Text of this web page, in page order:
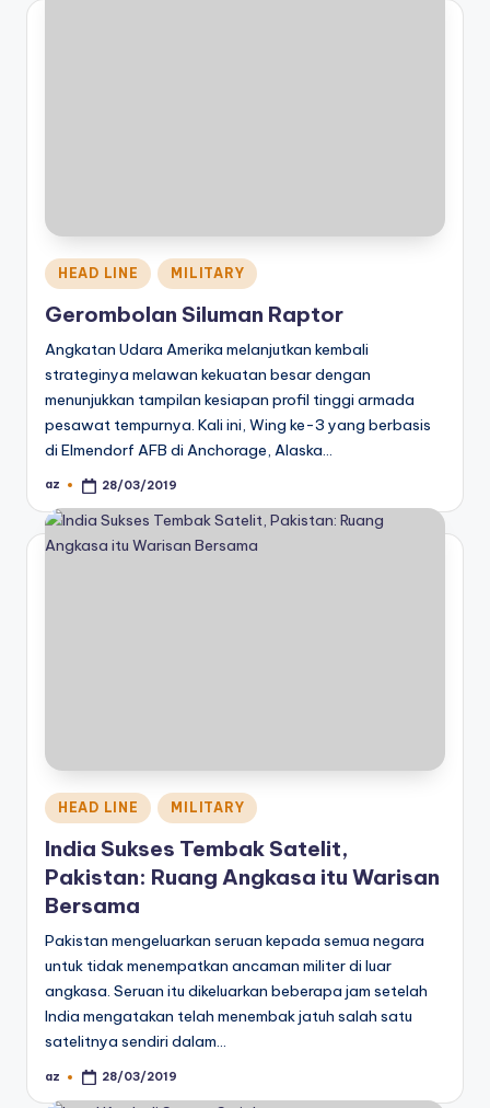
Posted
in
HEAD LINE MILITARY
Gerombolan Siluman Raptor
Angkatan Udara Amerika melanjutkan kembali
strateginya melawan kekuatan besar dengan
menunjukkan tampilan kesiapan profil tinggi armada
pesawat tempurnya. Kali ini, Wing ke-3 yang berbasis
di Elmendorf AFB di Anchorage, Alaska…
Posted
az 28/03/2019
Posted
in
HEAD LINE MILITARY
India Sukses Tembak Satelit,
Pakistan: Ruang Angkasa itu Warisan
Bersama
Pakistan mengeluarkan seruan kepada semua negara
untuk tidak menempatkan ancaman militer di luar
angkasa. Seruan itu dikeluarkan beberapa jam setelah
India mengatakan telah menembak jatuh salah satu
satelitnya sendiri dalam…
Posted
az 28/03/2019